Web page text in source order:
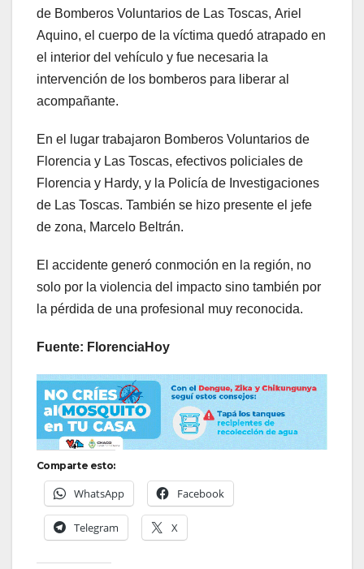
de Bomberos Voluntarios de Las Toscas, Ariel
Aquino, el cuerpo de la víctima quedó atrapado en
el interior del vehículo y fue necesaria la
intervención de los bomberos para liberar al
acompañante.
En el lugar trabajaron Bomberos Voluntarios de
Florencia y Las Toscas, efectivos policiales de
Florencia y Hardy, y la Policía de Investigaciones
de Las Toscas. También se hizo presente el jefe
de zona, Marcelo Beltrán.
El accidente generó conmoción en la región, no
solo por la violencia del impacto sino también por
la pérdida de una profesional muy reconocida.
Fuente: FlorenciaHoy
Comparte esto:
WhatsApp Facebook
Telegram X